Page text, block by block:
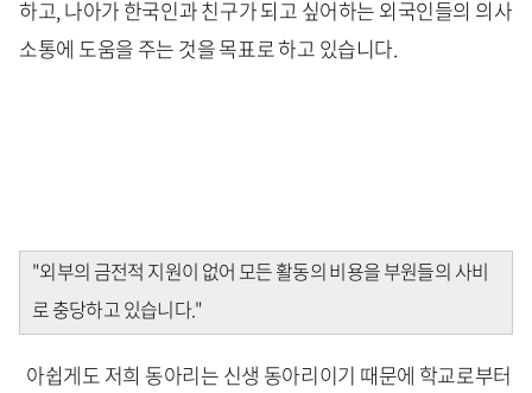
하고, 나아가 한국인과 친구가 되고 싶어하는 외국인들의 의사
소통에 도움을 주는 것을 목표로 하고 있습니다.
"외부의 금전적 지원이 없어 모든 활동의 비용을 부원들의 사비
로 충당하고 있습니다."
아쉽게도 저희 동아리는 신생 동아리이기 때문에 학교로부터